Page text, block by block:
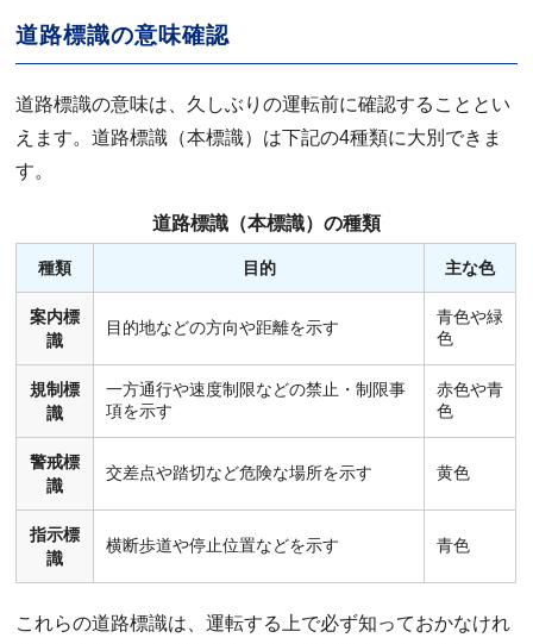
道路標識の意味確認
道路標識の意味は、久しぶりの運転前に確認することとい
えます。道路標識（本標識）は下記の4種類に大別できま
す。
道路標識（本標識）の種類
種類 目的 主な色
案内標
識
目的地などの方向や距離を示す
青色や緑
色
規制標
識
一方通行や速度制限などの禁止・制限事
項を示す
赤色や青
色
警戒標
識
交差点や踏切など危険な場所を示す 黄色
指示標
識
横断歩道や停止位置などを示す 青色
これらの道路標識は、運転する上で必ず知っておかなけれ